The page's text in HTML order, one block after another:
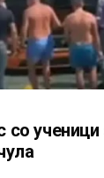
ученици